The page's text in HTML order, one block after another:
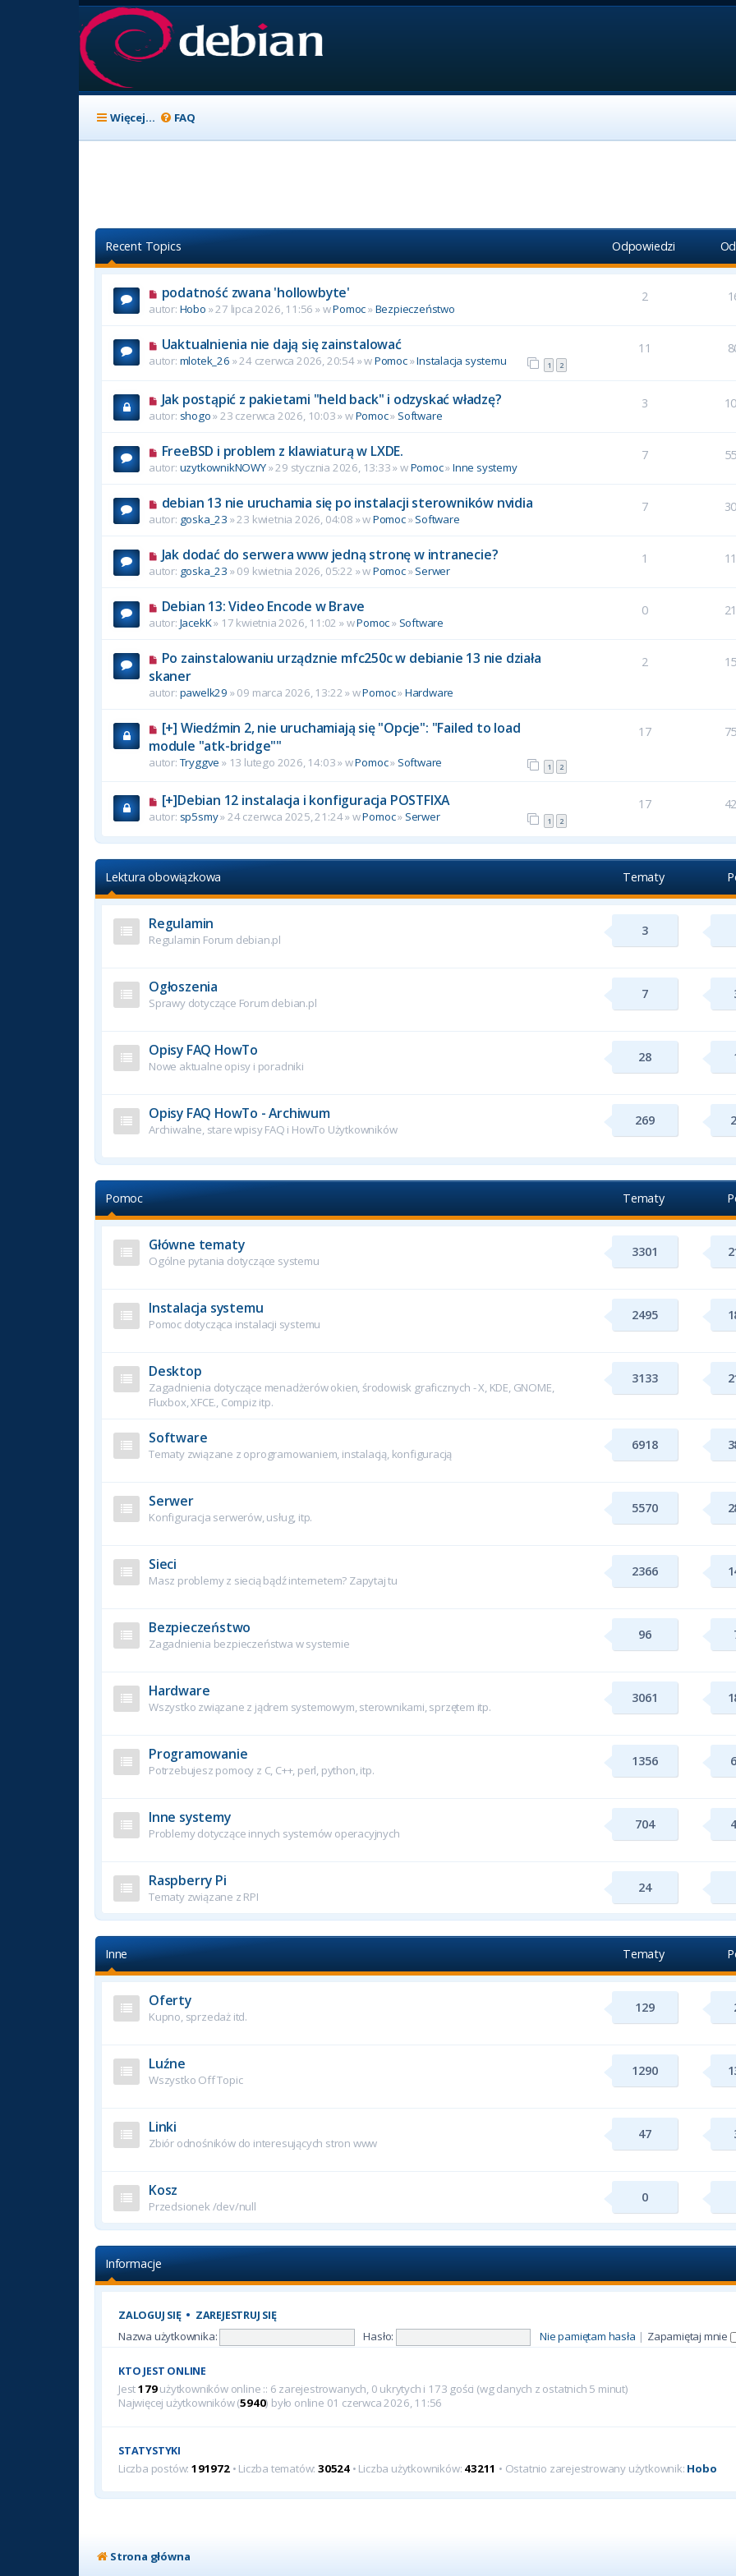
Więcej… FAQ
Recent Topics Odpowiedzi
podatność zwana 'hollowbyte'
autor: Hobo » 27 lipca 2026, 11:56 » wPomoc»Bezpieczeństwo
2
Uaktualnienia nie dają się zainstalować
1 2
autor: mlotek_26 » 24 czerwca 2026, 20:54 » wPomoc»Instalacja systemu
11
Jak postąpić z pakietami "held back" i odzyskać władzę?
autor: shogo» 23 czerwca 2026, 10:03 » wPomoc» Software
3
FreeBSD i problem z klawiaturą w LXDE.
autor: uzytkownikNOWY» 29 stycznia 2026, 13:33 » wPomoc»Inne systemy
7
debian 13 nie uruchamia się po instalacji sterowników nvidia
autor: goska_23 » 23 kwietnia 2026, 04:08 » wPomoc»Software
7
Jak dodać do serwera www jedną stronę w intranecie?
autor: goska_23 » 09 kwietnia 2026, 05:22 » wPomoc»Serwer
1
Debian 13: Video Encode w Brave
autor: JacekK» 17 kwietnia 2026, 11:02 » wPomoc» Software
0
Po zainstalowaniu urządznie mfc250c w debianie 13 nie działa
skaner
autor: pawelk29 » 09 marca 2026, 13:22 » wPomoc»Hardware
2
[+] Wiedźmin 2, nie uruchamiają się "Opcje": "Failed to load
module "atk-bridge""
1 2
autor: Tryggve » 13 lutego 2026, 14:03 » wPomoc» Software
17
[+]Debian 12 instalacja i konfiguracja POSTFIXA
1 2
autor: sp5smy» 24 czerwca 2025, 21:24 » wPomoc» Serwer
17
Lektura obowiązkowa Tematy
Regulamin
Regulamin Forum debian.pl
3
Ogłoszenia
Sprawy dotyczące Forum debian.pl
7
Opisy FAQ HowTo
Nowe aktualne opisy i poradniki
28
Opisy FAQ HowTo - Archiwum
Archiwalne, stare wpisy FAQ i HowTo Użytkowników
269
Pomoc Tematy
Główne tematy
Ogólne pytania dotyczące systemu
3301
Instalacja systemu
Pomoc dotycząca instalacji systemu
2495
Desktop
Zagadnienia dotyczące menadżerów okien, środowisk graficznych - X, KDE, GNOME,
Fluxbox, XFCE., Compiz itp.
3133
Software
Tematy związane z oprogramowaniem, instalacją, konfiguracją
6918
Serwer
Konfiguracja serwerów, usług, itp.
5570
Sieci
Masz problemy z siecią bądź internetem? Zapytaj tu
2366
Bezpieczeństwo
Zagadnienia bezpieczeństwa w systemie
96
Hardware
Wszystko związane z jądrem systemowym, sterownikami, sprzętem itp.
3061
Programowanie
Potrzebujesz pomocy z C, C++, perl, python, itp.
1356
Inne systemy
Problemy dotyczące innych systemów operacyjnych
704
Raspberry Pi
Tematy związane z RPI
24
Inne Tematy
Oferty
Kupno, sprzedaż itd.
129
Luźne
Wszystko Off Topic
1290
Linki
Zbiór odnośników do interesujących stron www
47
Kosz
Przedsionek /dev/null
0
Informacje
ZALOGUJ SIĘ• ZAREJESTRUJ SIĘ
Nazwa użytkownika: Hasło: Nie pamiętam hasła | Zapamiętaj mnie
KTO JEST ONLINE
Jest179użytkowników online :: 6 zarejestrowanych, 0 ukrytych i 173 gości (wg danych z ostatnich 5 minut)
Najwięcej użytkowników (5940) było online 01 czerwca 2026, 11:56
STATYSTYKI
Liczba postów: 191972• Liczba tematów:30524 • Liczba użytkowników: 43211 • Ostatnio zarejestrowany użytkownik: Hobo
Strona główna